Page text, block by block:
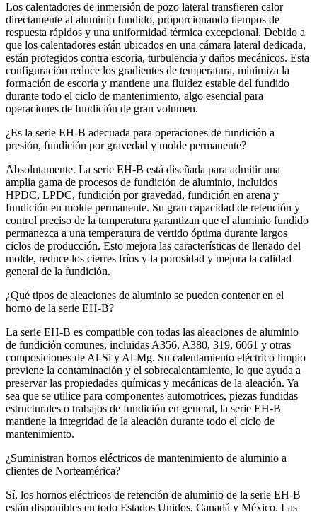
Los calentadores de inmersión de pozo lateral transfieren calor
directamente al aluminio fundido, proporcionando tiempos de
respuesta rápidos y una uniformidad térmica excepcional. Debido a
que los calentadores están ubicados en una cámara lateral dedicada,
están protegidos contra escoria, turbulencia y daños mecánicos. Esta
configuración reduce los gradientes de temperatura, minimiza la
formación de escoria y mantiene una fluidez estable del fundido
durante todo el ciclo de mantenimiento, algo esencial para
operaciones de fundición de gran volumen.
¿Es la serie EH‑B adecuada para operaciones de fundición a
presión, fundición por gravedad y molde permanente?
Absolutamente. La serie EH-B está diseñada para admitir una
amplia gama de procesos de fundición de aluminio, incluidos
HPDC, LPDC, fundición por gravedad, fundición en arena y
fundición en molde permanente. Su gran capacidad de retención y
control preciso de la temperatura garantizan que el aluminio fundido
permanezca a una temperatura de vertido óptima durante largos
ciclos de producción. Esto mejora las características de llenado del
molde, reduce los cierres fríos y la porosidad y mejora la calidad
general de la fundición.
¿Qué tipos de aleaciones de aluminio se pueden contener en el
horno de la serie EH‑B?
La serie EH‑B es compatible con todas las aleaciones de aluminio
de fundición comunes, incluidas A356, A380, 319, 6061 y otras
composiciones de Al‑Si y Al‑Mg. Su calentamiento eléctrico limpio
previene la contaminación y el sobrecalentamiento, lo que ayuda a
preservar las propiedades químicas y mecánicas de la aleación. Ya
sea que se utilice para componentes automotrices, piezas fundidas
estructurales o trabajos de fundición en general, la serie EH‑B
mantiene la integridad de la aleación durante todo el ciclo de
mantenimiento.
¿Suministran hornos eléctricos de mantenimiento de aluminio a
clientes de Norteamérica?
Sí, los hornos eléctricos de retención de aluminio de la serie EH-B
están disponibles en todo Estados Unidos, Canadá y México. Las